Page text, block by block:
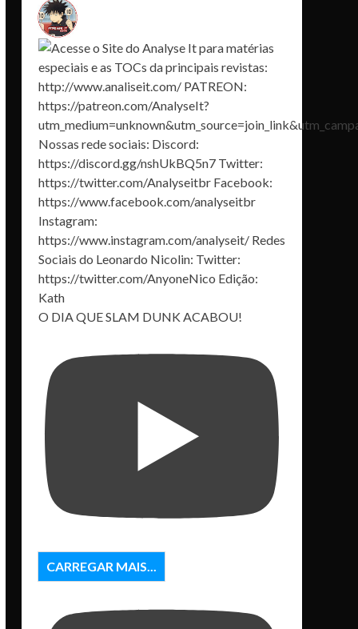
O DIA QUE SLAM DUNK ACABOU!
CARREGAR MAIS...